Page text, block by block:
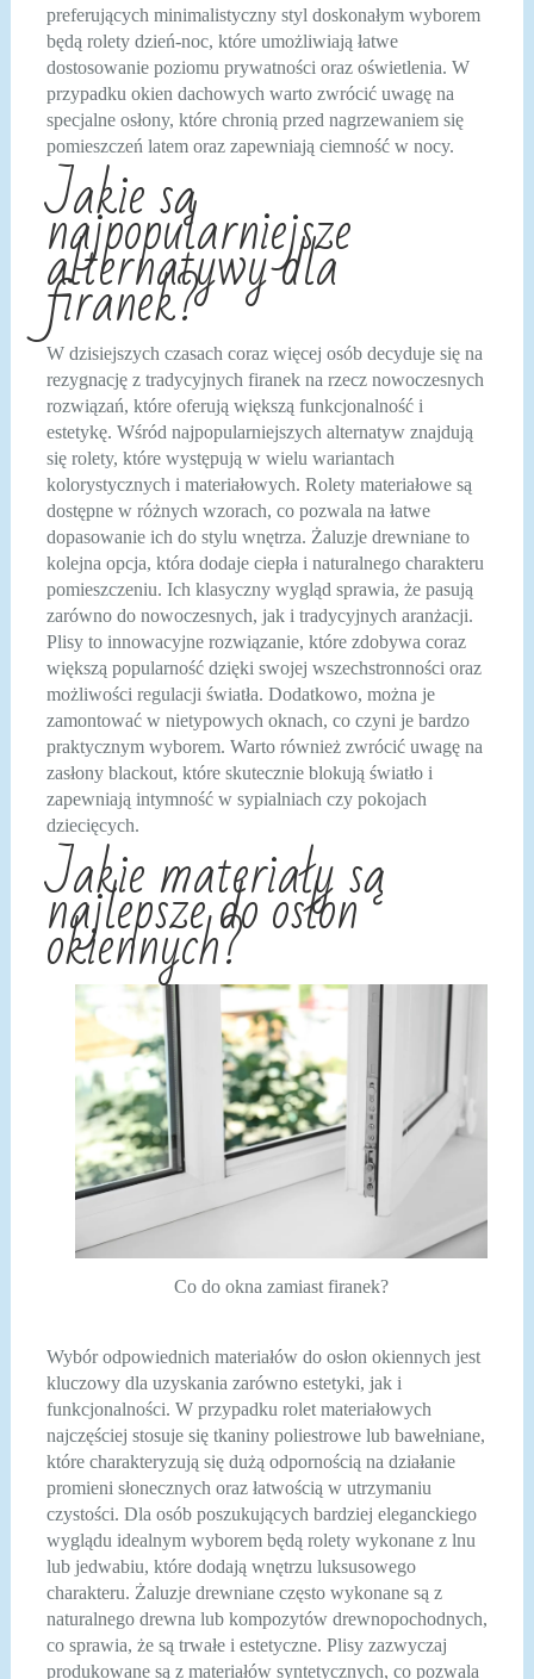
preferujących minimalistyczny styl doskonałym wyborem
będą rolety dzień-noc, które umożliwiają łatwe
dostosowanie poziomu prywatności oraz oświetlenia. W
przypadku okien dachowych warto zwrócić uwagę na
specjalne osłony, które chronią przed nagrzewaniem się
pomieszczeń latem oraz zapewniają ciemność w nocy.
Jakie są
najpopularniejsze
alternatywy dla
firanek?
W dzisiejszych czasach coraz więcej osób decyduje się na
rezygnację z tradycyjnych firanek na rzecz nowoczesnych
rozwiązań, które oferują większą funkcjonalność i
estetykę. Wśród najpopularniejszych alternatyw znajdują
się rolety, które występują w wielu wariantach
kolorystycznych i materiałowych. Rolety materiałowe są
dostępne w różnych wzorach, co pozwala na łatwe
dopasowanie ich do stylu wnętrza. Żaluzje drewniane to
kolejna opcja, która dodaje ciepła i naturalnego charakteru
pomieszczeniu. Ich klasyczny wygląd sprawia, że pasują
zarówno do nowoczesnych, jak i tradycyjnych aranżacji.
Plisy to innowacyjne rozwiązanie, które zdobywa coraz
większą popularność dzięki swojej wszechstronności oraz
możliwości regulacji światła. Dodatkowo, można je
zamontować w nietypowych oknach, co czyni je bardzo
praktycznym wyborem. Warto również zwrócić uwagę na
zasłony blackout, które skutecznie blokują światło i
zapewniają intymność w sypialniach czy pokojach
dziecięcych.
Jakie materiały są
najlepsze do osłon
okiennych?
Co do okna zamiast firanek?
Wybór odpowiednich materiałów do osłon okiennych jest
kluczowy dla uzyskania zarówno estetyki, jak i
funkcjonalności. W przypadku rolet materiałowych
najczęściej stosuje się tkaniny poliestrowe lub bawełniane,
które charakteryzują się dużą odpornością na działanie
promieni słonecznych oraz łatwością w utrzymaniu
czystości. Dla osób poszukujących bardziej eleganckiego
wyglądu idealnym wyborem będą rolety wykonane z lnu
lub jedwabiu, które dodają wnętrzu luksusowego
charakteru. Żaluzje drewniane często wykonane są z
naturalnego drewna lub kompozytów drewnopochodnych,
co sprawia, że są trwałe i estetyczne. Plisy zazwyczaj
produkowane są z materiałów syntetycznych, co pozwala